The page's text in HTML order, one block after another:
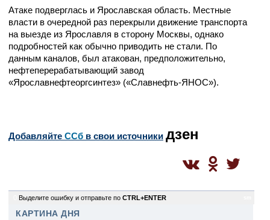
Атаке подверглась и Ярославская область. Местные
власти в очередной раз перекрыли движение транспорта
на выезде из Ярославля в сторону Москвы, однако
подробностей как обычно приводить не стали. По
данным каналов, был атакован, предположительно,
нефтеперерабатывающий завод
«Ярославнефтеоргсинтез» («Славнефть-ЯНОС»).
Добавляйте CСб в свои источники дзен
Выделите ошибку и отправьте по CTRL+ENTER
КАРТИНА ДНЯ